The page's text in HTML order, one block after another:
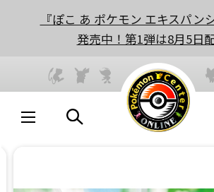
『ぽこ あ ポケモン エキスパン
発売中！第1弾は8月5日